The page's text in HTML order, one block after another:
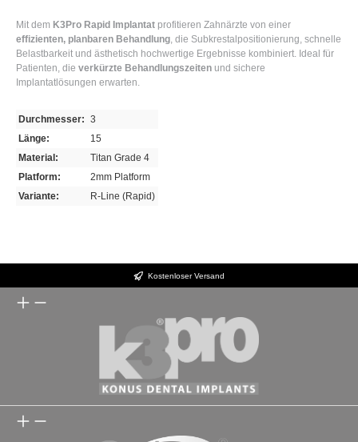
Mit dem K3Pro Rapid Implantat profitieren Zahnärzte von einer
effizienten, planbaren Behandlung , die Subkrestalpositionierung, schnelle
Belastbarkeit und ästhetisch hochwertige Ergebnisse kombiniert. Ideal für
Patienten, die verkürzte Behandlungszeiten und sichere
Implantatlösungen erwarten.
Durchmesser: 3
Länge:
15
Material:
Titan Grade 4
Platform:
2mm Platform
Variante:
R-Line (Rapid)
Kostenloser Versand